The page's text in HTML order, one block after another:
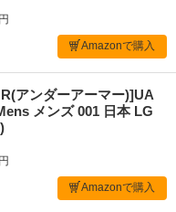
円
Amazonで購入
アンダーアーマー)]UA
メンズ 001 日本 LG
円
Amazonで購入